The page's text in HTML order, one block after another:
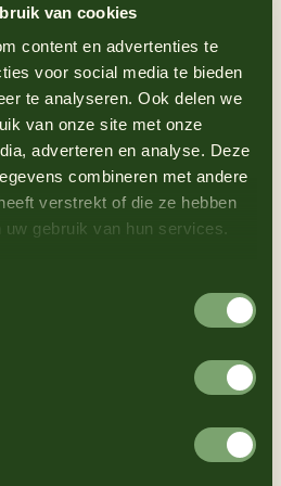
van cookies
content en advertenties te
voor social media te bieden
te analyseren. Ook delen we
van onze site met onze
adverteren en analyse. Deze
combineren met andere
verstrekt of die ze hebben
gebruik van hun services.
of lunch. Dus kwam slagerij
van de beste kwaliteit.
deze lekkernij een
unieke smaakbeleving werd
te omschrijven als een
kerrie saus. Eigenlijk tè
Om het lokale succes van de
te laten groeien werd besloten